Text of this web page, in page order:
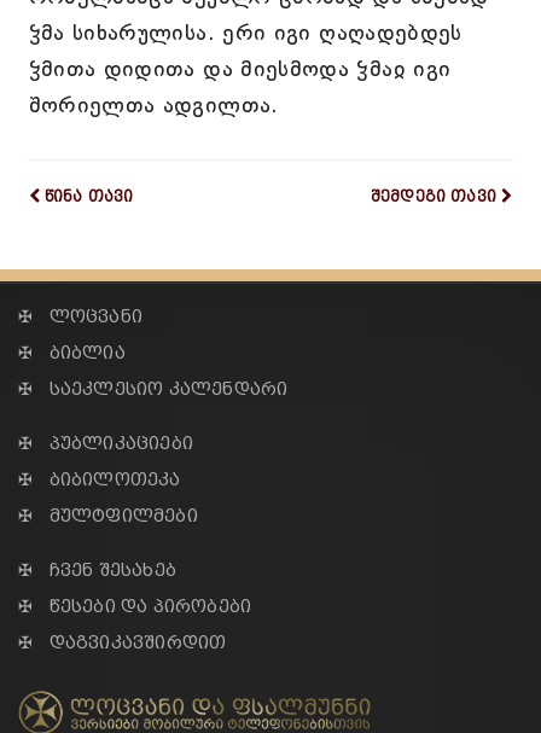
ჴმა სიხარულისა. ერი იგი ღაღადებდეს
ჴმითა დიდითა და მიესმოდა ჴმაჲ იგი
შორიელთა ადგილთა.
წინა თავი შემდეგი თავი
✠ ლოცვანი
✠ ბიბლია
✠ საეკლესიო კალენდარი
✠ პუბლიკაციები
✠ ბიბილოთეკა
✠ მულტფილმები
✠ ჩვენ შესახებ
✠ წესები და პირობები
✠ დაგვიკავშირდით